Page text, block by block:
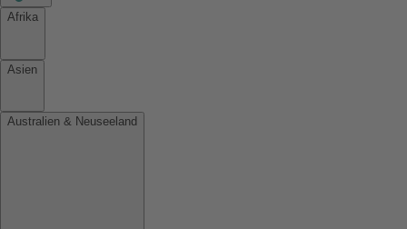
Afrika
Asien
Australien & Neuseeland